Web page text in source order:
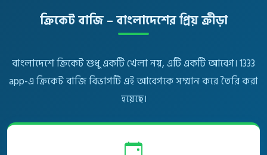
ক্রিকেট বাজি – বাংলাদেশের প্রিয় ক্রীড়া
বাংলাদেশে ক্রিকেট শুধু একটি খেলা নয়, এটি একটি আবেগ। 1333
app-এ ক্রিকেট বাজি বিভাগটি এই আবেগকে সম্মান করে তৈরি করা
হয়েছে।